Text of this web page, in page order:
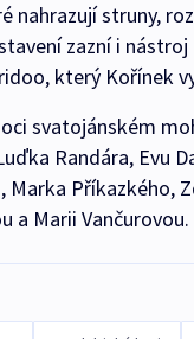
nahrazují struny,
zazní i
který Kořínek
svatojánském
Randára, Evu
Marka Příkazkého,
a Marii Vančurovou.